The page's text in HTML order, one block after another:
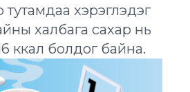
хэрэглэдэг
халбага сахар нь
ккал болдог байна.